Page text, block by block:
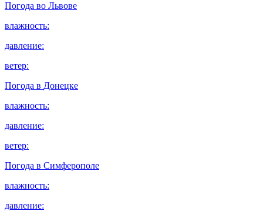
Погода во Львове
влажность:
давление:
ветер:
Погода в Донецке
влажность:
давление:
ветер:
Погода в Симферополе
влажность:
давление: